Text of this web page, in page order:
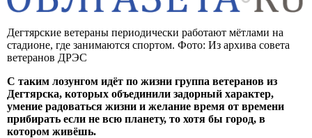
Дегтярские ветераны периодически работают мётлами на
стадионе, где занимаются спортом. Фото: Из архива совета
ветеранов ДРЭС
С таким лозунгом идёт по жизни группа ветеранов из
Дегтярска, которых объединили задорный характер,
умение радоваться жизни и желание время от времени
прибирать если не всю планету, то хотя бы город, в
котором живёшь.